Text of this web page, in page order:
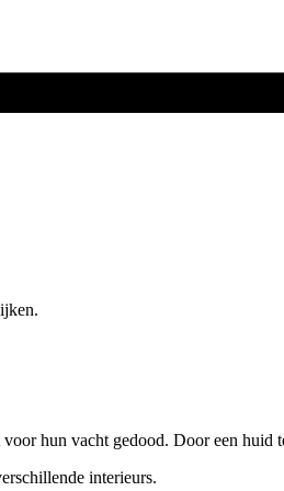
hun vacht gedood. Door een
interieurs.